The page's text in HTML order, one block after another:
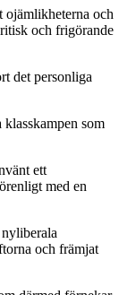
ojämlikheterna och
och frigörande
det personliga
som
ett
med en
och främjat